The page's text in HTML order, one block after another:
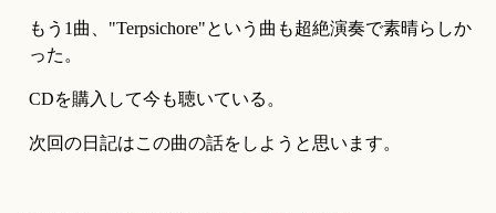
もう1曲、"Terpsichore"という曲も超絶演奏で素晴らしか
った。
CDを購入して今も聴いている。
次回の日記はこの曲の話をしようと思います。